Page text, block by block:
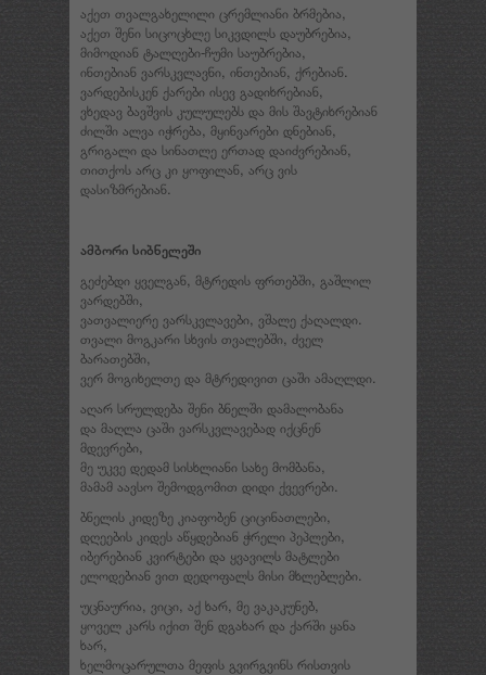
აქეთ თვალგახელილი ცრემლიანი ბრმებია,
აქეთ შენი სიცოცხლე სიკვდილს დაუბრებია,
მიმოდიან ტალღები-ჩუმი საუბრებია,
ინთებიან ვარსკვლავნი, ინთებიან, ქრებიან.
ვარდებისკენ ქარები ისევ გადიხრებიან,
ვხედავ ბავშვის კულულებს და მის შავტიხრებიან
ძილში ალვა იჭრება, მყინვარები დნებიან,
გრიგალი და სინათლე ერთად დაიძვრებიან,
თითქოს არც კი ყოფილან, არც ვის
დასიზმრებიან.
ამბორი სიბნელეში
გეძებდი ყველგან, მტრედის ფრთებში, გაშლილ
ვარდებში,
ვათვალიერე ვარსკვლავები, ვშალე ქაღალდი.
თვალი მოგკარი სხვის თვალებში, ძველ
ბარათებში,
ვერ მოგიხელთე და მტრედივით ცაში ამაღლდი.
აღარ სრულდება შენი ბნელში დამალობანა
და მაღლა ცაში ვარსკვლავებად იქცნენ
მდევრები,
მე უკვე დედამ სისხლიანი სახე მომბანა,
მამამ აავსო შემოდგომით დიდი ქვევრები.
ბნელის კიდეზე კიაფობენ ციცინათლები,
დღეების კიდეს აწყდებიან ჭრელი პეპლები,
იბერებიან კვირტები და ყვავილს მატლები
ელოდებიან ვით დედოფალს მისი მხლებლები.
უცნაურია, ვიცი, აქ ხარ, მე ვაკაკუნებ,
ყოველ კარს იქით შენ დგახარ და ქარში ყანა
ხარ,
ხელმოცარულთა მეფის გვირგვინს რისთვის